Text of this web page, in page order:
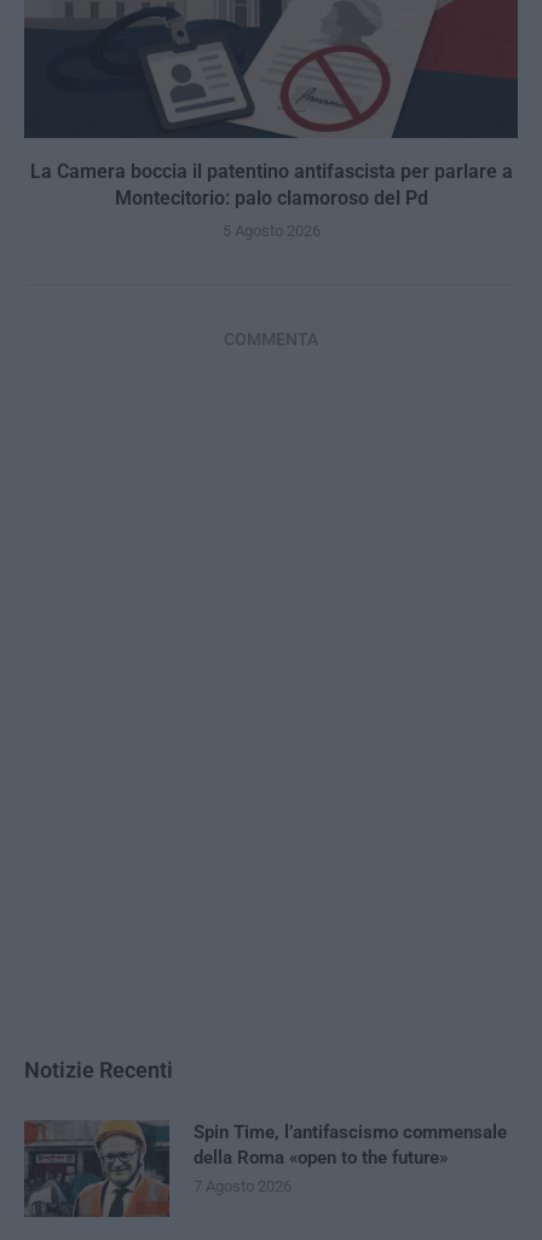
La Camera boccia il patentino antifascista per parlare a
Montecitorio: palo clamoroso del Pd
5 Agosto 2026
COMMENTA
Notizie Recenti
Spin Time, l’antifascismo commensale
della Roma «open to the future»
7 Agosto 2026